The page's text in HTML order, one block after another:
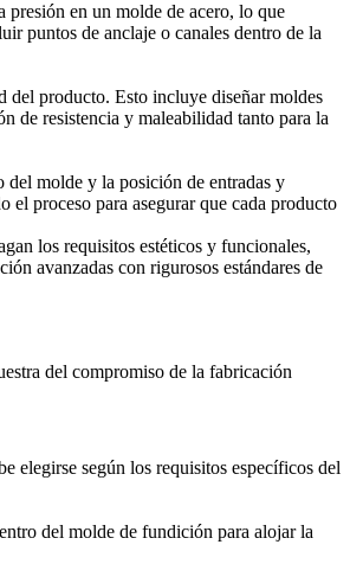
presión en un molde de acero, lo que
puntos de anclaje o canales dentro de la
del producto. Esto incluye diseñar moldes
de resistencia y maleabilidad tanto para la
molde y la posición de entradas y
proceso para asegurar que cada producto
los requisitos estéticos y funcionales,
avanzadas con rigurosos estándares de
del compromiso de la fabricación
elegirse según los requisitos específicos del
del molde de fundición para alojar la